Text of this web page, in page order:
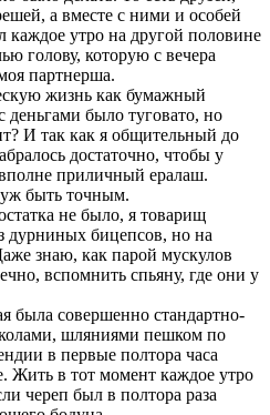
а вместе с ними и особей
каждое утро на другой половине
голову, которую с вечера
партнерша.
жизнь как бумажный
деньгами было туговато, но
И так как я общительный до
достаточно, чтобы у
приличный ералаш.
быть точным.
не было, я товарищ
дурниных бицепсов, но на
знаю, как парой мускулов
вспомнить спьяну, где они у
была совершенно стандартно-
шляниями пешком по
в первые полтора часа
Жить в тот момент каждое утро
череп был в полтора раза